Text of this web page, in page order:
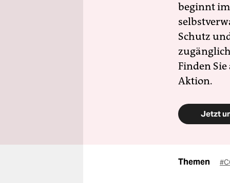
beginnt
Schutz
Finden
Aktion.
Jetzt
Themen